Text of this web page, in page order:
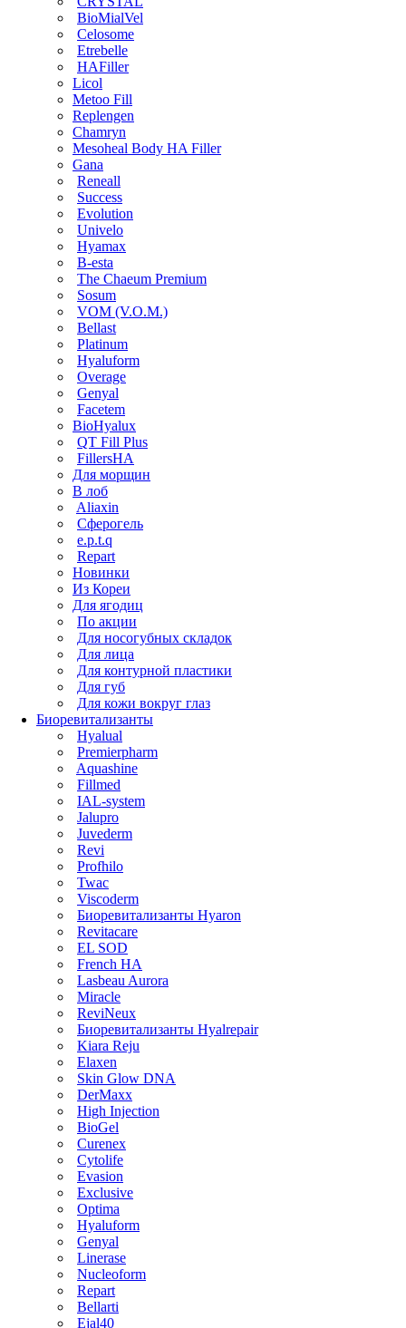
BioMialVel
Celosome
Etrebelle
HAFiller
Licol
Metoo Fill
Replengen
Chamryn
Mesoheal Body HA Filler
Gana
Reneall
Success
Evolution
Univelo
Hyamax
B-esta
The Chaeum Premium
Sosum
VOM (V.O.M.)
Bellast
Platinum
Hyaluform
Overage
Genyal
Facetem
BioHyalux
QT Fill Plus
FillersHA
Для морщин
В лоб
Aliaxin
Сферогель
e.p.t.q
Repart
Новинки
Из Кореи
Для ягодиц
По акции
Для носогубных складок
Для лица
Для контурной пластики
Для губ
Для кожи вокруг глаз
Биоревитализанты
Hyalual
Premierpharm
Aquashine
Fillmed
IAL-system
Jalupro
Juvederm
Revi
Profhilo
Twac
Viscoderm
Биоревитализанты Hyaron
Revitacare
EL SOD
French HA
Lasbeau Aurora
Miracle
ReviNeux
Биоревитализанты Hyalrepair
Kiara Reju
Elaxen
Skin Glow DNA
DerMaxx
High Injection
BioGel
Curenex
Cytolife
Evasion
Exclusive
Optima
Hyaluform
Genyal
Linerase
Nucleoform
Repart
Bellarti
Ejal40